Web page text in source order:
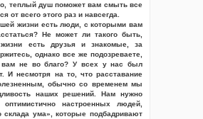
теплый душ поможет вам смыть все
от всего этого раз и навсегда.
жизни есть люди, с которыми вам
Не может ли такого быть,
есть друзья и знакомые, за
однако все же подозреваете,
вам не во благо? У всех у нас был
И несмотря на то, что расставание
обычно со временем мы
наших решений. Нам нужно
настроенных людей,
склада ума», которые подбадривают